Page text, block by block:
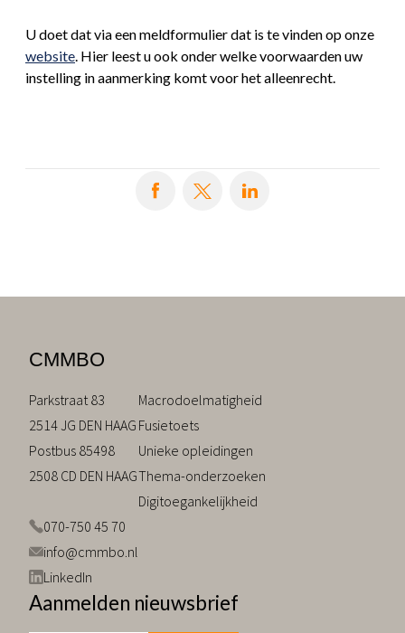
U doet dat via een meldformulier dat is te vinden op onze
website. Hier leest u ook onder welke voorwaarden uw
instelling in aanmerking komt voor het alleenrecht.
Deel op Facebook
Deel op X
CMMBO
Parkstraat 83
2514 JG DEN HAAG
Postbus 85498
2508 CD DEN HAAG
070-750 45 70
info@cmmbo.nl
LinkedIn
Macrodoelmatigheid
Fusietoets
Unieke opleidingen
Thema-onderzoeken
Digitoegankelijkheid
Aanmelden nieuwsbrief